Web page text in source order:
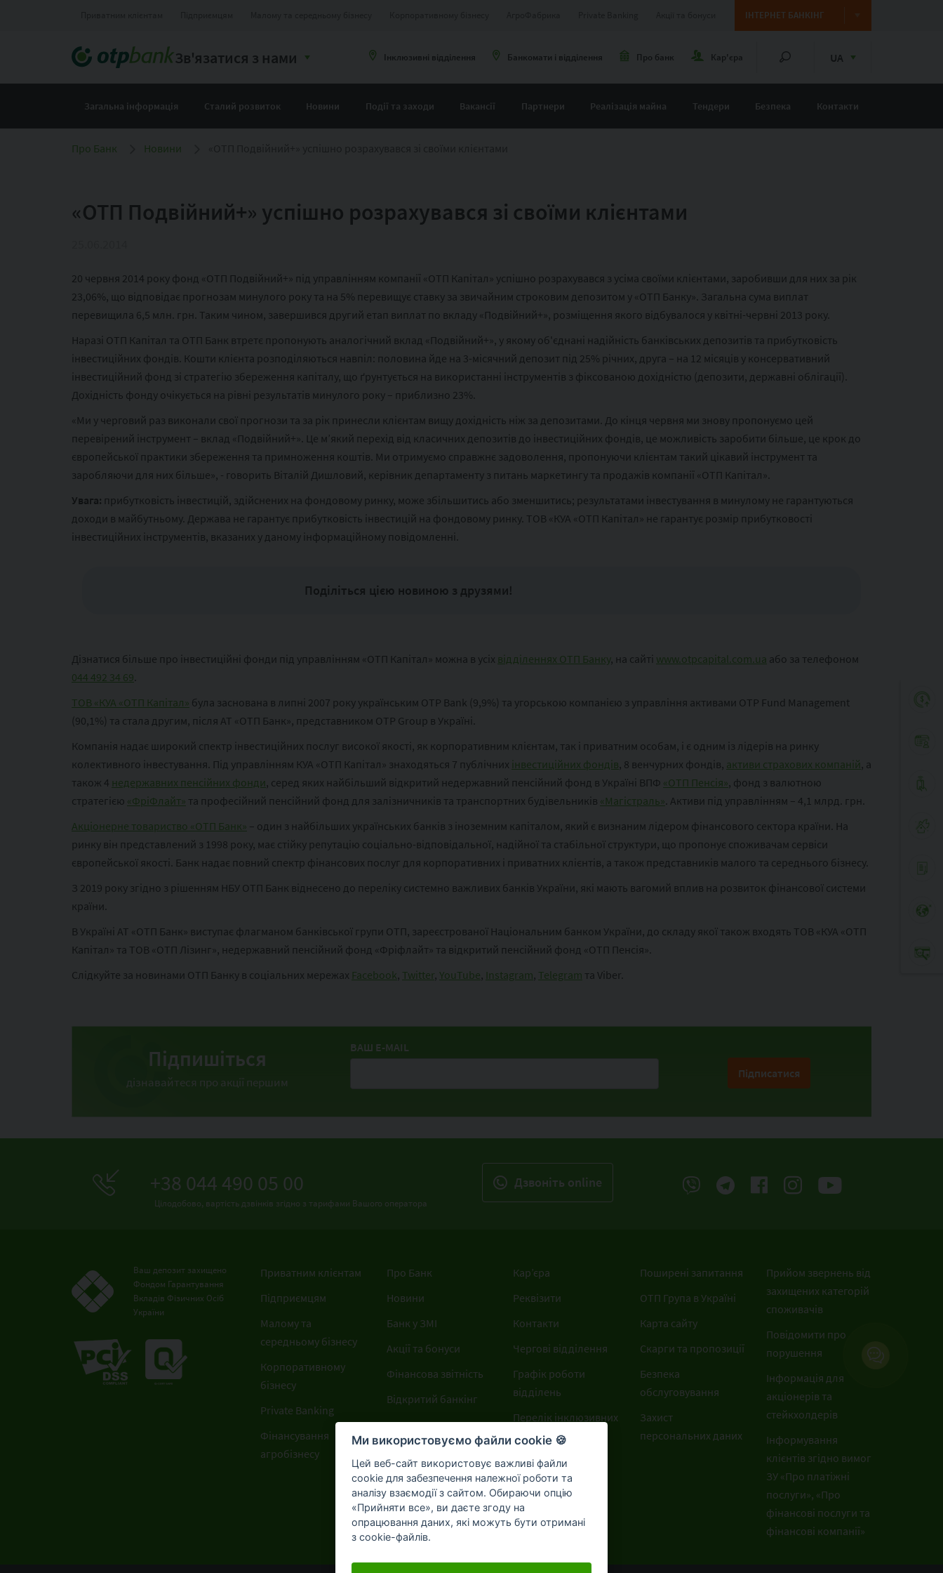
ІНТЕРНЕТ БАНКІНГ
Зв'язатися з нами Інклюзивні відділення Банкомати і відділення Про банк Кар'єра UA
Загальна інформація Сталий розвиток Новини Події та заходи Вакансії Партнери Реалізація майна Тендери Безпека Контакти
Про Банк Новини
«ОТП Подвійний+» успішно розрахувався зі своїми клієнтами
20 червня 2014 року фонд «ОТП Подвійний+» під управлінням компанії «ОТП Капітал» успішно розрахувався з усіма своїми клієнтами, заробивши для них за рік
23,06%, що відповідає прогнозам минулого року та на 5% перевищує ставку за звичайним строковим депозитом у «ОТП Банку». Загальна сума виплат
перевищила 6,5 млн. грн. Таким чином, завершився другий етап виплат по вкладу «Подвійний+», розміщення якого відбувалося у квітні-червні 2013 року.
Наразі ОТП Капітал та ОТП Банк втретє пропонують аналогічний вклад «Подвійний+», у якому об'єднані надійність банківських депозитів та прибутковість
інвестиційних фондів. Кошти клієнта розподіляються навпіл: половина йде на 3-місячний депозит під 25% річних, друга – на 12 місяців у консервативний
інвестиційний фонд зі стратегію збереження капіталу, що ґрунтується на використанні інструментів з фіксованою дохідністю (депозити, державні облігації).
Дохідність фонду очікується на рівні результатів минулого року – приблизно 23%.
«Ми у черговий раз виконали свої прогнози та за рік принесли клієнтам вищу дохідність ніж за депозитами. До кінця червня ми знову пропонуємо цей
перевірений інструмент – вклад «Подвійний+». Це м’який перехід від класичних депозитів до інвестиційних фондів, це можливість заробити більше, це крок до
європейської практики збереження та примноження коштів. Ми отримуємо справжнє задоволення, пропонуючи клієнтам такий цікавий інструмент та
заробляючи для них більше», - говорить Віталій Дишловий, керівник департаменту з питань маркетингу та продажів компанії «ОТП Капітал».
Увага: прибутковість інвестицій, здійснених на фондовому ринку, може збільшитись або зменшитись; результатами інвестування в минулому не гарантуються
доходи в майбутньому. Держава не гарантує прибутковість інвестицій на фондовому ринку. ТОВ «КУА «ОТП Капітал» не гарантує розмір прибутковості
інвестиційних інструментів, вказаних у даному інформаційному повідомленні.
Поділіться цією новиною з друзями!
Дізнатися більше про інвестиційні фонди під управлінням «ОТП Капітал» можна в усіх відділеннях ОТП Банку, на сайті www.otpcapital.com.ua або за телефоном
044 492 34 69
ТОВ «КУА «ОТП Капітал» була заснована в липні 2007 року українським OTP Bank (9,9%) та угорською компанією з управління активами OTP Fund Management
(90,1%) та стала другим, після АТ «ОТП Банк», представником OTP Group в Україні.
Компанія надає широкий спектр інвестиційних послуг високої якості, як корпоративним клієнтам, так і приватним особам, і є одним із лідерів на ринку
колективного інвестування. Під управлінням КУА «ОТП Капітал» знаходяться 7 публічних інвестиційних фондів, 8 венчурних фондів, активи страхових компаній, а
також 4 недержавних пенсійних фонди, серед яких найбільший відкритий недержавний пенсійний фонд в Україні ВПФ «ОТП Пенсія», фонд з валютною
стратегією «ФріФлайт» та професійний пенсійний фонд для залізничників та транспортних будівельників «Магістраль» . Активи під управлінням – 4,1 млрд. грн.
Акціонерне товариство «ОТП Банк» – один з найбільших українських банків з іноземним капіталом, який є визнаним лідером фінансового сектора країни. На
ринку він представлений з 1998 року, має стійку репутацію соціально-відповідальної, надійної та стабільної структури, що пропонує споживачам сервіси
європейської якості. Банк надає повний спектр фінансових послуг для корпоративних і приватних клієнтів, а також представників малого та середнього бізнесу.
З 2019 року згідно з рішенням НБУ ОТП Банк віднесено до переліку системно важливих банків України, які мають вагомий вплив на розвиток фінансової системи
країни.
В Україні АТ «ОТП Банк» виступає флагманом банківської групи ОТП, зареєстрованої Національним банком України, до складу якої також входять ТОВ «КУА «ОТП
Капітал» та ТОВ «ОТП Лізинг», недержавний пенсійний фонд «Фріфлайт» та відкритий пенсійний фонд «ОТП Пенсія».
Слідкуйте за новинами ОТП Банку в соціальних мережах Facebook, Twitter, YouTube, Instagram, Telegram та Viber.
Підпишіться
дізнавайтеся про акції першим
ВАШ E-MAIL
Підписатися
+38 044 490 05 00
Цілодобово, вартість дзвінків згідно з тарифами Вашого оператора
Дзвонiть online
Ваш депозит захищено
Фондом Гарантування
Вкладів Фізичних Осіб
України
Приватним клієнтам
Підприємцям
Малому та
середньому бізнесу
Корпоративному
бізнесу
Private Banking
Фінансування
агробізнесу
Про Банк
Новини
Банк у ЗМІ
Акції та бонуси
Фінансова звітність
Відкритий банкінг
Кар’єра
Реквізити
Контакти
Чергові відділення
Графік роботи
відділень
Перелік інклюзивних
відділень
Поширені запитання
ОТП Група в Україні
Карта сайту
Скарги та пропозиції
Безпека
обслуговування
Захист
персональних даних
Прийом звернень від
захищених категорій
споживачів
Повідомити про
порушення
Інформація для
акціонерів та
стейкхолдерів
Інформування
клієнтів згідно вимог
ЗУ «Про платіжні
послуги», «Про
фінансові послуги та
фінансові компанії»
Ми використовуємо файли cookie 🍪
Цей веб-сайт використовує важливі файли
cookie для забезпечення належної роботи та
аналізу взаємодії з сайтом. Обираючи опцію
«Прийняти все», ви даєте згоду на
опрацювання даних, які можуть бути отримані
з cookie-файлів.